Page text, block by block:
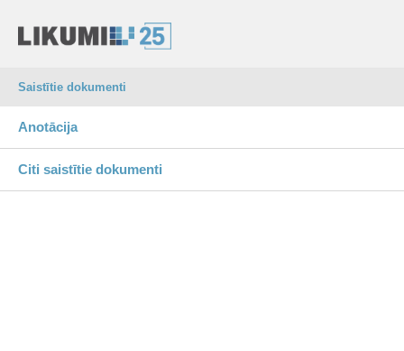
Saistītie dokumenti
Anotācija
Citi saistītie dokumenti